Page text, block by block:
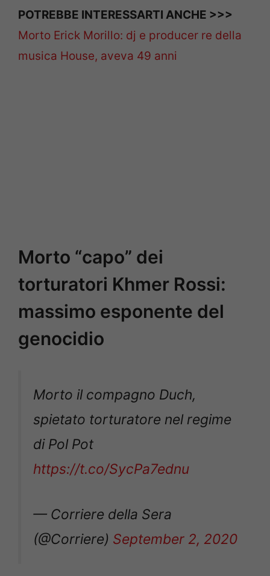
POTREBBE INTERESSARTI ANCHE >>>
Morto Erick Morillo: dj e producer re della
musica House, aveva 49 anni
Morto “capo” dei
torturatori Khmer Rossi:
massimo esponente del
genocidio
Morto il compagno Duch,
spietato torturatore nel regime
di Pol Pot
https://t.co/SycPa7ednu
— Corriere della Sera
(@Corriere) September 2, 2020